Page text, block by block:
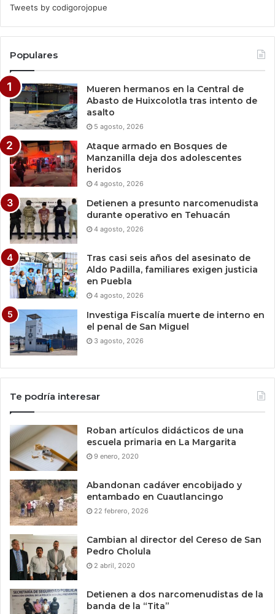
Tweets by codigorojopue
Populares
Mueren hermanos en la Central de
Abasto de Huixcolotla tras intento de
asalto
5 agosto, 2026
Ataque armado en Bosques de
Manzanilla deja dos adolescentes
heridos
4 agosto, 2026
Detienen a presunto narcomenudista
durante operativo en Tehuacán
4 agosto, 2026
Tras casi seis años del asesinato de
Aldo Padilla, familiares exigen justicia
en Puebla
4 agosto, 2026
Investiga Fiscalía muerte de interno en
el penal de San Miguel
3 agosto, 2026
Te podría interesar
Roban artículos didácticos de una
escuela primaria en La Margarita
9 enero, 2020
Abandonan cadáver encobijado y
entambado en Cuautlancingo
22 febrero, 2026
Cambian al director del Cereso de San
Pedro Cholula
2 abril, 2020
Detienen a dos narcomenudistas de la
banda de la “Tita”